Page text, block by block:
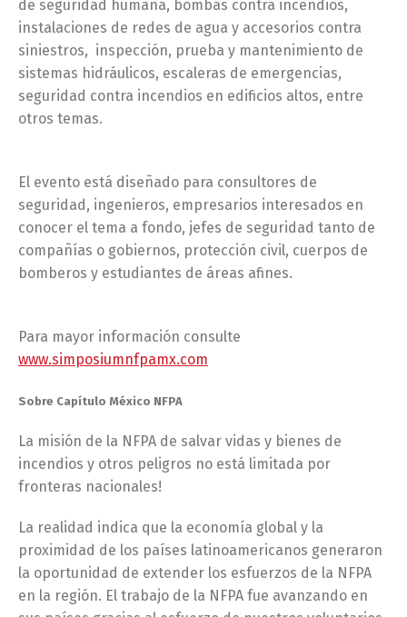
de seguridad humana, bombas contra incendios,
instalaciones de redes de agua y accesorios contra
siniestros, inspección, prueba y mantenimiento de
sistemas hidráulicos, escaleras de emergencias,
seguridad contra incendios en edificios altos, entre
otros temas.
El evento está diseñado para consultores de
seguridad, ingenieros, empresarios interesados en
conocer el tema a fondo, jefes de seguridad tanto de
compañías o gobiernos, protección civil, cuerpos de
bomberos y estudiantes de áreas afines.
Para mayor información consulte
www.simposiumnfpamx.com
Sobre Capítulo México NFPA
La misión de la NFPA de salvar vidas y bienes de
incendios y otros peligros no está limitada por
fronteras nacionales!
La realidad indica que la economía global y la
proximidad de los países latinoamericanos generaron
la oportunidad de extender los esfuerzos de la NFPA
en la región. El trabajo de la NFPA fue avanzando en